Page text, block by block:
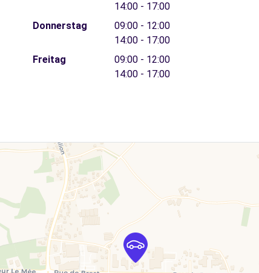
14:00 - 17:00
Donnerstag
09:00 - 12:00
14:00 - 17:00
Freitag
09:00 - 12:00
14:00 - 17:00